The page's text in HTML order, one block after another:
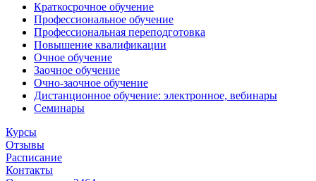
Краткосрочное обучение
Профессиональное обучение
Профессиональная переподготовка
Повышение квалификации
Очное обучение
Заочное обучение
Очно-заочное обучение
Дистанционное обучение: электронное, вебинары
Семинары
Курсы
Отзывы
Расписание
Контакты